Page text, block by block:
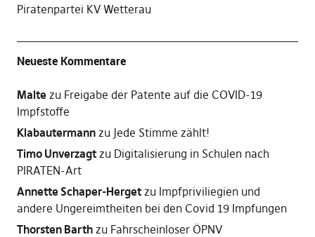
Piratenpartei KV Wetterau
Neueste Kommentare
Maltezu Freigabe der Patente auf die COVID-19
Impfstoffe
Klabautermannzu Jede Stimme zählt!
Timo Unverzagtzu Digitalisierung in Schulen nach
PIRATEN-Art
Annette Schaper-Hergetzu Impfpriviliegien und
andere Ungereimtheiten bei den Covid 19 Impfungen
Thorsten Barthzu Fahrscheinloser ÖPNV